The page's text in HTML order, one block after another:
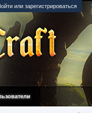
или зарегистрироваться